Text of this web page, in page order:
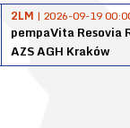
2LM | 2026-09-19
pempaVita Resovia
AZS AGH Kraków